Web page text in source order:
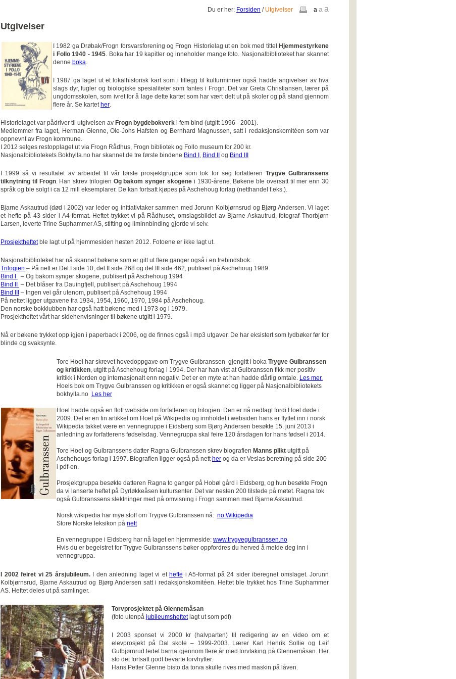
Du er her: Forsiden / Utgivelser a a a
Utgivelser
I 1982 ga Drøbak/Frogn forsvarsforening og Frogn Historielag ut en bok med tittel
Hjemmestyrkene
i Follo 1940 - 1945. Boka har 19 kapitler og inneholder mange foto. Nasjonalbiblioteket har skannet
denne boka.
I 1987 ga laget ut et lokalhistorisk kart som i tillegg til kulturminner også hadde angivelser av hva
slags dyr, fugler og biologiske spesialiteter som fantes i Frogn. Det var Greta Christiansen, lærer på
ungdomsskolen, som ivret for å lage dette kartet som har vært delt ut på skoler og på stand gjennom
flere år. Se kartet her.
Historielaget var pådriver til utgivelsen av Frogn bygdebokverk i fem bind (utgitt 1996 - 2001).
Medlemmer fra laget, Herman Glenne, Ole-Johs Hafsten og Bernhard Magnussen, satt i redaksjonskomitéen som var
oppnevnt av Frogn kommune.
I 2012 selges restopplaget ut via Frogn Rådhus, Frogn bibliotek og Follo museum for 200 kr.
Nasjonalbibliotekets Bokhylla.no har skannet de tre første bindene Bind I , Bind II og Bind III
I 1999 så vi resultatet av arbeidet til vår første prosjektgruppe som tok for seg forfatteren Trygve Gulbranssens
tilknytning til Frogn. Han skrev trilogien Og bakom synger skogene i 1930-årene. Bøkene ble oversatt til mer enn 30
språk og ble solgt i ca 12 mill eksemplarer. De kan fortsatt kjøpes på Aschehoug forlag (netthandel f.eks.).
Bjarne Askautrud (død i 2002) var leder og initiativtaker sammen med Jorunn Kolbjørnsrud og Bjørg Andersen. Vi laget
et hefte på 43 sider i A4-format. Heftet trykket vi på Rådhuset, omslagsbildet av Bjarne Askautrud, fotograf Thorbjørn
Larsen, leverte Trine Suphammer AS, stifting og liminnbinding gjorde vi selv.
Prosjektheftetble lagt ut på hjemmesiden høsten 2012. Fotoene er ikke lagt ut.
Nasjonalbiblioteket har nå skannet bøkene som er gitt ut flere ganger også i en trebindsbok:
Trilogien – På nett er Del I side 10, del II side 268 og del III side 462, publisert på Aschehoug 1989
Bind I
– Og bakom synger skogene, publisert på Aschehoug 1994
Bind II
– Det blåser fra Dauingfjell, publisert på Aschehoug 1994
Bind III
– Ingen vei går utenom, publisert på Aschehoug 1994
På nettet ligger utgavene fra 1934, 1954, 1960, 1970, 1984 på Aschehoug.
Den norske bokklubben har også hatt bøkene med i 1973 og i 1979.
Prosjektheftet vårt har sidehenvisninger til bøkene utgitt i 1979.
Nå er bøkene trykket opp igjen i paperback i 2006, og de finnes også i mp3 utgaver. De har eksistert som lydbøker før for
blinde og svaksynte.
Tore Hoel har skrevet hovedoppgave om Trygve Gulbranssen gjengitt i boka Trygve Gulbranssen
og kritikken, utgitt på Aschehoug forlag i 1994. Der har han vist at Gulbranssen fikk mer positiv
kritikk i Norden og internasjonalt enn negativ. Det er en myte at han hadde dårlig omtale. Les mer.
Hoels bok om Trygve Gulbranssen og kritikken er også skannet og ligger på Nasjonalbibliotekets
bokhylla.no Les her
Hoel hadde også en flott webside om forfatteren og trilogien. Den er nå nedlagt fordi Hoel døde i
2009. Det er en fin artikkel om Hoel på Wikipedia og innholdet i websiden hans er flyttet inn i norsk
Wikipedia takket være en vennegruppe i Eidsberg som Bjørg Andersen besøkte 15. juni 2013 i
anledning av forfatterens fødselsdag. Vennegruppa skal feire 120 årsdagen for hans fødsel i 2014.
Tore Hoel og Gulbranssens datter Ragna Gulbranssen skrev biografien Manns plikt utgitt på
Aschehougs forlag i 1997. Biografien ligger også på nett her og da er Veslas beretning på side 200
i pdf-en.
Prosjektgruppa besøkte datteren Ragna to ganger på Hobøl gård i Eidsberg, og hun besøkte Frogn
da vi lanserte heftet på Dyrløkkeåsen kultursenter. Det var nesten 200 tilstede på møtet. Ragna tok
også Gulbranssens slektninger med på omvisning i Frogn sammen med Bjarne Askautrud.
Norsk wikipedia har mye stoff om Trygve Gulbranssen nå: no.Wikipedia
Store Norske leksikon på nett
En vennegruppe i Eidsberg har nå laget en hjemmeside: www.trygvegulbranssen.no
Hvis du er begeistret for Trygve Gulbranssens bøker oppfordres du herved å melde deg inn i
vennegruppa.
I 2002 feiret vi 25 årsjubileum.I den anledning laget vi et hefte i A5-format på 24 sider iberegnet omslaget. Jorunn
Kolbjørnsrud, Bjarne Askautrud og Bjørg Andersen satt i redaksjonskomitéen. Heftet ble trykket hos Trine Suphammer
AS. Heftet deles ut på samlinger.
Torvprosjektet på Glennemåsan
(foto utenpå jubileumsheftetlagt ut som pdf)
I 2003 sponset vi 2000 kr (halvparten) til redigering av en video om et
elevprosjekt på Dal skole – 1999-2003. Lærer Karl Henrik Sollie og Leif
Gulbjørnrud ledet barna gjennom flere år med torvtaking på Glennemåsan. Her
sto det fortsatt godt bevarte torvhytter.
Hans Petter Glenne bisto da torva skulle rives med maskin på låven.